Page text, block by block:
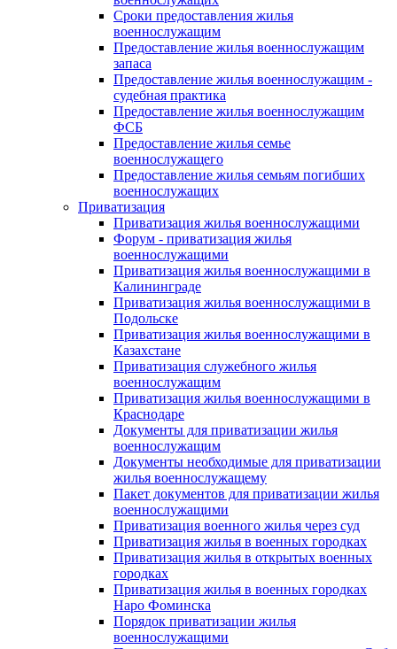
Сроки предоставления жилья
военнослужащим
Предоставление жилья военнослужащим
запаса
Предоставление жилья военнослужащим -
судебная практика
Предоставление жилья военнослужащим
ФСБ
Предоставление жилья семье
военнослужащего
Предоставление жилья семьям погибших
военнослужащих
Приватизация
Приватизация жилья военнослужащими
Форум - приватизация жилья
военнослужащими
Приватизация жилья военнослужащими в
Калининграде
Приватизация жилья военнослужащими в
Подольске
Приватизация жилья военнослужащими в
Казахстане
Приватизация служебного жилья
военнослужащим
Приватизация жилья военнослужащими в
Краснодаре
Документы для приватизации жилья
военнослужащим
Документы необходимые для приватизации
жилья военнослужащему
Пакет документов для приватизации жилья
военнослужащими
Приватизация военного жилья через суд
Приватизация жилья в военных городках
Приватизация жилья в открытых военных
городках
Приватизация жилья в военных городках
Наро Фоминска
Порядок приватизации жилья
военнослужащими